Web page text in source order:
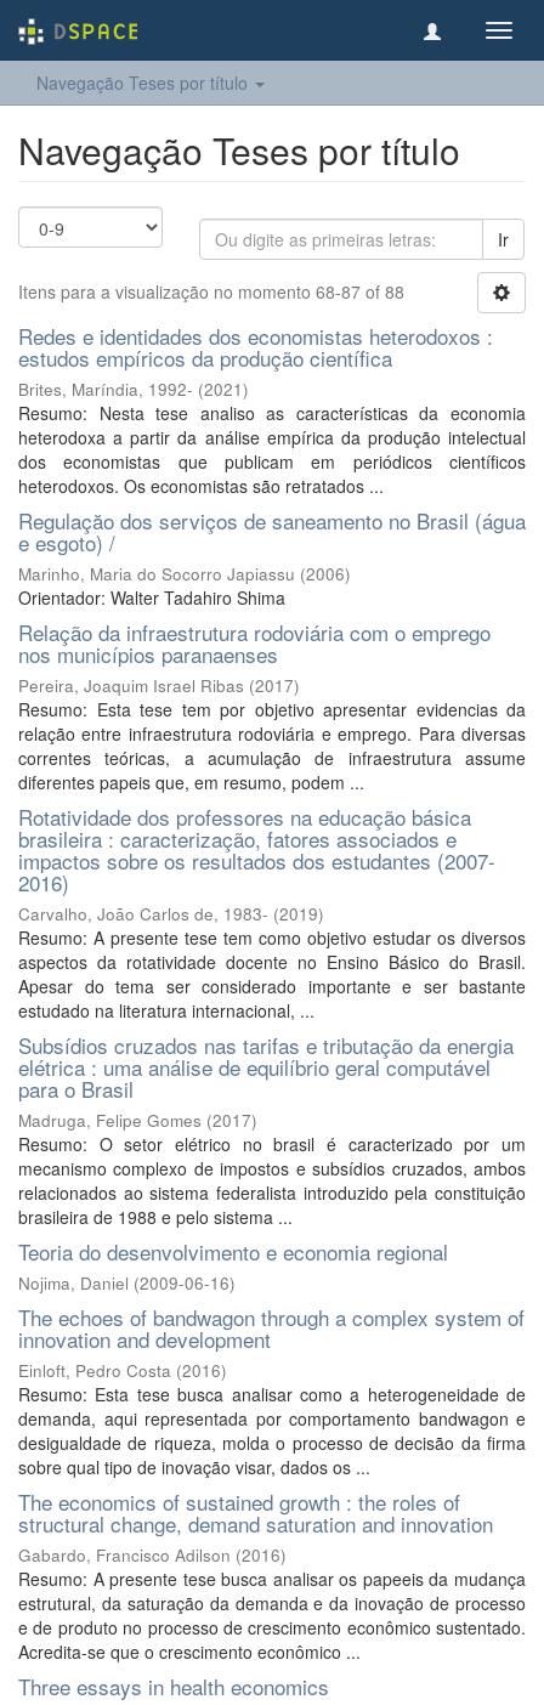
Navegação Teses por título
Navegação Teses por título
Ir
Itens para a visualização no momento 68-87 of 88
Redes e identidades dos economistas heterodoxos :
estudos empíricos da produção científica
Brites, Maríndia, 1992- (2021)
Resumo: Nesta tese analiso as características da economia
heterodoxa a partir da análise empírica da produção intelectual
dos economistas que publicam em periódicos científicos
heterodoxos. Os economistas são retratados ...
Regulaçăo dos serviços de saneamento no Brasil (água
e esgoto) /
Marinho, Maria do Socorro Japiassu (2006)
Orientador: Walter Tadahiro Shima
Relação da infraestrutura rodoviária com o emprego
nos municípios paranaenses
Pereira, Joaquim Israel Ribas (2017)
Resumo: Esta tese tem por objetivo apresentar evidencias da
relação entre infraestrutura rodoviária e emprego. Para diversas
correntes teóricas, a acumulação de infraestrutura assume
diferentes papeis que, em resumo, podem ...
Rotatividade dos professores na educação básica
brasileira : caracterização, fatores associados e
impactos sobre os resultados dos estudantes (2007-
2016)
Carvalho, João Carlos de, 1983- (2019)
Resumo: A presente tese tem como objetivo estudar os diversos
aspectos da rotatividade docente no Ensino Básico do Brasil.
Apesar do tema ser considerado importante e ser bastante
estudado na literatura internacional, ...
Subsídios cruzados nas tarifas e tributação da energia
elétrica : uma análise de equilíbrio geral computável
para o Brasil
Madruga, Felipe Gomes (2017)
Resumo: O setor elétrico no brasil é caracterizado por um
mecanismo complexo de impostos e subsídios cruzados, ambos
relacionados ao sistema federalista introduzido pela constituição
brasileira de 1988 e pelo sistema ...
Teoria do desenvolvimento e economia regional
Nojima, Daniel (2009-06-16)
The echoes of bandwagon through a complex system of
innovation and development
Einloft, Pedro Costa (2016)
Resumo: Esta tese busca analisar como a heterogeneidade de
demanda, aqui representada por comportamento bandwagon e
desigualdade de riqueza, molda o processo de decisão da firma
sobre qual tipo de inovação visar, dados os ...
The economics of sustained growth : the roles of
structural change, demand saturation and innovation
Gabardo, Francisco Adilson (2016)
Resumo: A presente tese busca analisar os papeeis da mudança
estrutural, da saturação da demanda e da inovação de processo
e de produto no processo de crescimento econômico sustentado.
Acredita-se que o crescimento econômico ...
Three essays in health economics